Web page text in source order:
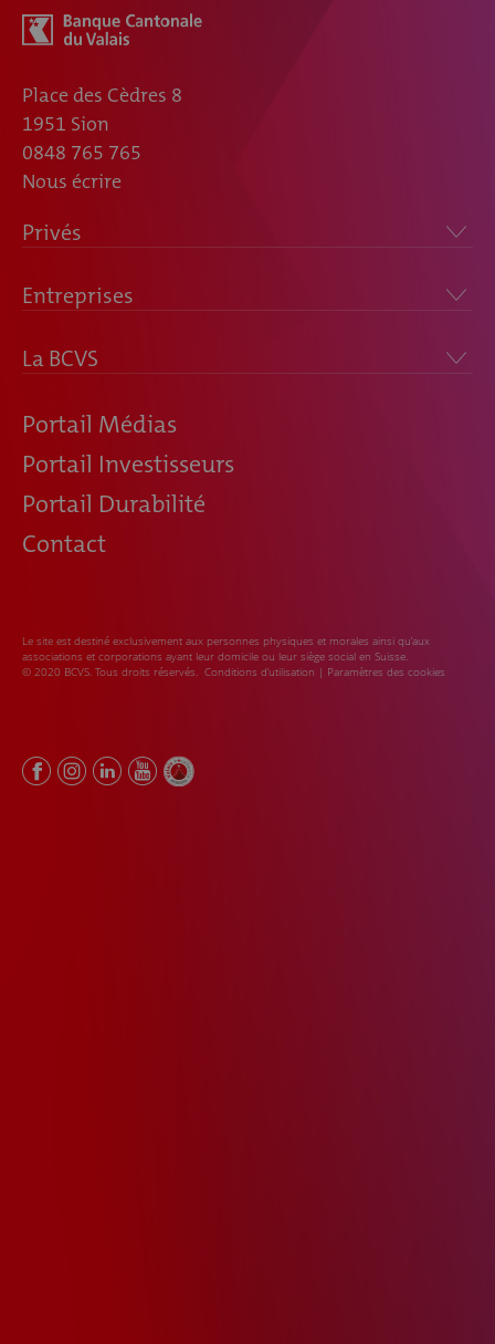
Place des Cèdres 8
1951 Sion
0848 765 765
Nous écrire
Privés
Entreprises
La BCVS
Portail Médias
Portail Investisseurs
Portail Durabilité
Contact
Le site est destiné exclusivement aux personnes physiques et morales ainsi qu’aux
associations et corporations ayant leur domicile ou leur siège social en Suisse.
© 2020 BCVS. Tous droits réservés. Conditions d’utilisation | Paramètres des cookies